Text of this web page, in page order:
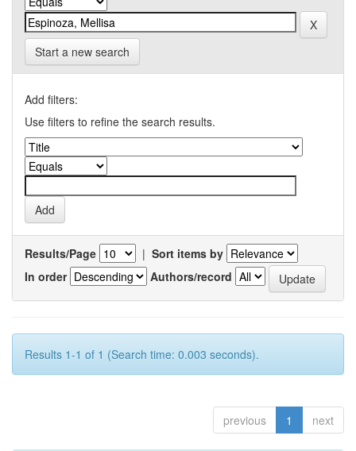
Start a new search
Add filters:
Use filters to refine the search results.
Results/Page | Sort items by
In order
Authors/record
Results 1-1 of 1 (Search time: 0.003 seconds).
previous 1 next